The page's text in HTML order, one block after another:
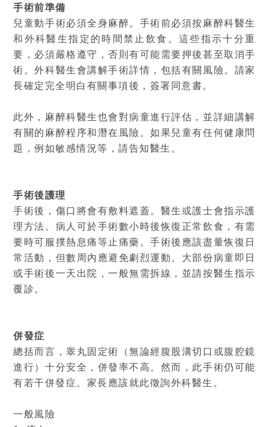
手術前準備
兒童動手術必須全身麻醉。手術前必須按麻醉科醫生
和外科醫生指定的時間禁止飲食。這些指示十分重
要，必須嚴格遵守，否則有可能需要押後甚至取消手
術。外科醫生會講解手術詳情，包括有關風險。請家
長確定完全明白有關事項後，簽署同意書。
此外，麻醉科醫生也會對病童進行評估，並詳細講解
有關的麻醉程序和潛在風險。如果兒童有任何健康問
題，例如敏感情況等，請告知醫生。
手術後護理
手術後，傷口將會有敷料遮蓋。醫生或護士會指示護
理方法。病人可於手術數小時後恢復正常飲食，有需
要時可服撲熱息痛等止痛藥。手術後應該盡量恢復日
常活動，但數周內應避免劇烈運動。大部份病童即日
或手術後一天出院，一般無需拆線，並請按醫生指示
覆診。
併發症
總括而言，睾丸固定術（無論經腹股溝切口或腹腔鏡
進行）十分安全，併發率不高。然而，此手術仍可能
有若干併發症。家長應該就此徵詢外科醫生。
一般風險